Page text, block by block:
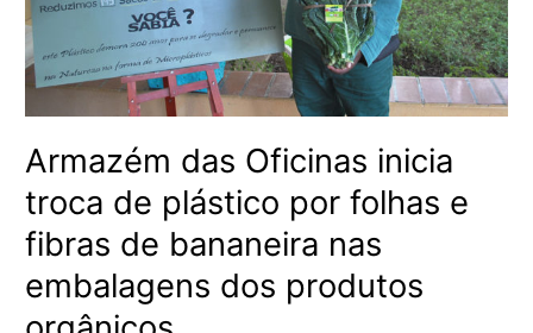
Armazém das Oficinas inicia
troca de plástico por folhas e
fibras de bananeira nas
embalagens dos produtos
fibras
de
bananeira
nas
embalagens
dos
produtos
orgânicos